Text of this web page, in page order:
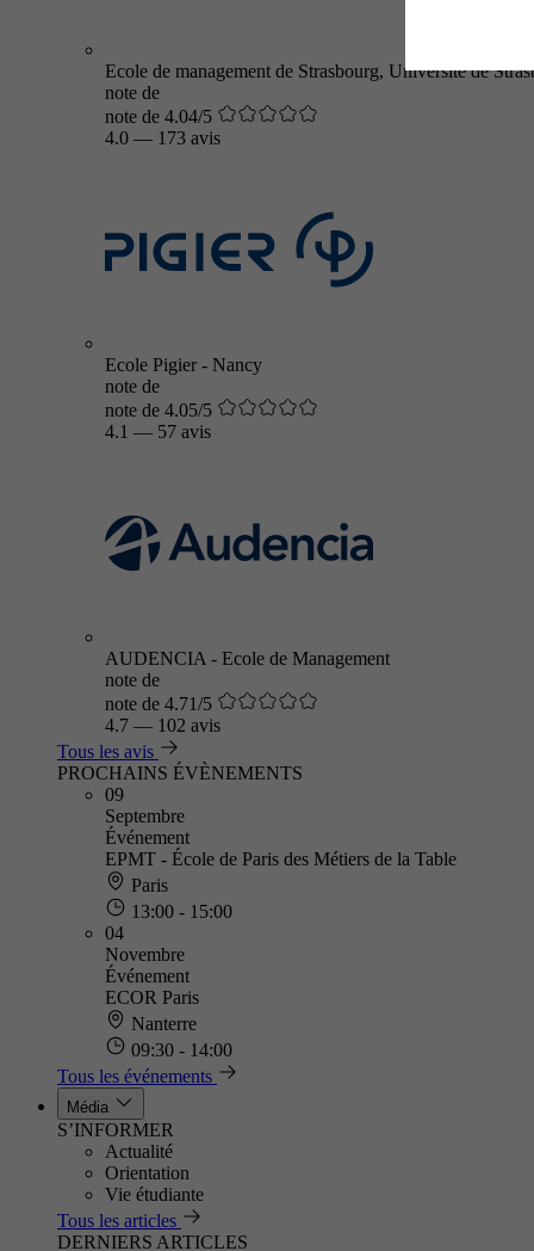
Ecole de management de Strasbourg, Université de
note de
note de 4.04/5
4.0 — 173 avis
Ecole Pigier - Nancy
note de
note de 4.05/5
4.1 — 57 avis
AUDENCIA - Ecole de Management
note de
note de 4.71/5
4.7 — 102 avis
Tous les avis
PROCHAINS ÉVÈNEMENTS
09
Septembre
Événement
EPMT - École de Paris des Métiers de la Table
Paris
13:00 - 15:00
04
Novembre
Événement
ECOR Paris
Nanterre
09:30 - 14:00
Tous les événements
Média
S’INFORMER
Actualité
Orientation
Vie étudiante
Tous les articles
DERNIERS ARTICLES